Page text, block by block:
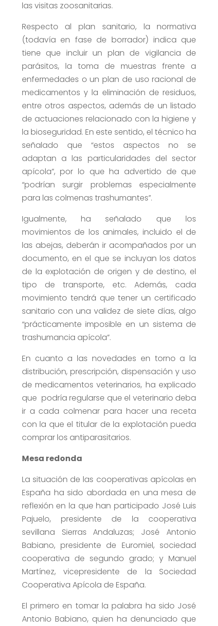
las visitas zoosanitarias.
Respecto al plan sanitario, la normativa
(todavía en fase de borrador) indica que
tiene que incluir un plan de vigilancia de
parásitos, la toma de muestras frente a
enfermedades o un plan de uso racional de
medicamentos y la eliminación de residuos,
entre otros aspectos, además de un listado
de actuaciones relacionado con la higiene y
la bioseguridad. En este sentido, el técnico ha
señalado que “estos aspectos no se
adaptan a las particularidades del sector
apícola”, por lo que ha advertido de que
“podrían surgir problemas especialmente
para las colmenas trashumantes”.
Igualmente, ha señalado que los
movimientos de los animales, incluido el de
las abejas, deberán ir acompañados por un
documento, en el que se incluyan los datos
de la explotación de origen y de destino, el
tipo de transporte, etc. Además, cada
movimiento tendrá que tener un certificado
sanitario con una validez de siete días, algo
“prácticamente imposible en un sistema de
trashumancia apícola”.
En cuanto a las novedades en torno a la
distribución, prescripción, dispensación y uso
de medicamentos veterinarios, ha explicado
que podría regularse que el veterinario deba
ir a cada colmenar para hacer una receta
con la que el titular de la explotación pueda
comprar los antiparasitarios.
Mesa redonda
La situación de las cooperativas apícolas en
España ha sido abordada en una mesa de
reflexión en la que han participado José Luis
Pajuelo, presidente de la cooperativa
sevillana Sierras Andaluzas; José Antonio
Babiano, presidente de Euromiel, sociedad
cooperativa de segundo grado; y Manuel
Martínez, vicepresidente de la Sociedad
Cooperativa Apícola de España.
El primero en tomar la palabra ha sido José
Antonio Babiano, quien ha denunciado que